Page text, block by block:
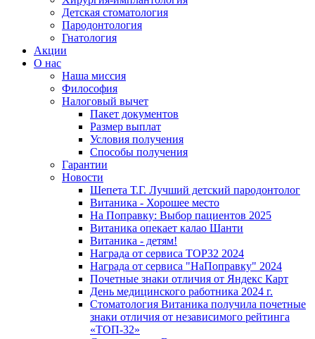
Детская стоматология
Пародонтология
Гнатология
Акции
О нас
Наша миссия
Философия
Налоговый вычет
Пакет документов
Размер выплат
Условия получения
Способы получения
Гарантии
Новости
Шепета Т.Г. Лучший детский пародонтолог
Витаника - Хорошее место
На Поправку: Выбор пациентов 2025
Витаника опекает калао Шанти
Витаника - детям!
Награда от сервиса TOP32 2024
Награда от сервиса "НаПоправку" 2024
Почетные знаки отличия от Яндекс Карт
День медицинского работника 2024 г.
Стоматология Витаника получила почетные
знаки отличия от независимого рейтинга
«ТОП-32»